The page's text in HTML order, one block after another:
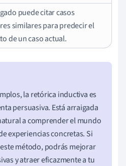
puede citar casos
similares para predecir el
de un caso actual.
la retórica inductiva es
persuasiva. Está arraigada
a comprender el mundo
experiencias concretas. Si
método, podrás mejorar
y atraer eficazmente a tu